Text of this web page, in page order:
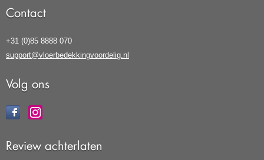
Contact
+31 (0)85 8888 070
support@vloerbedekkingvoordelig.nl
Volg ons
Review achterlaten